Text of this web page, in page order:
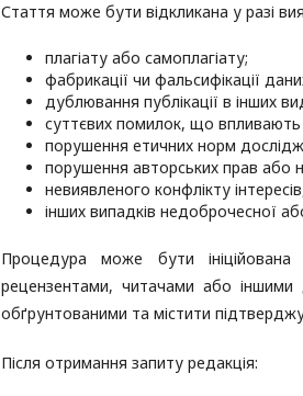
Стаття може бути відкликана у разі
плагіату або самоплагіату;
фабрикації чи фальсифікації
дублювання публікації в інших
суттєвих помилок, що впливають
порушення етичних норм
порушення авторських прав або
невиявленого конфлікту
інших випадків недоброчесної
Процедура може бути
рецензентами, читачами або іншими
обґрунтованими та містити
Після отримання запиту редакція: